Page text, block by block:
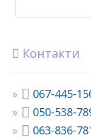
Контакти
067-445-
050-538-
063-836-